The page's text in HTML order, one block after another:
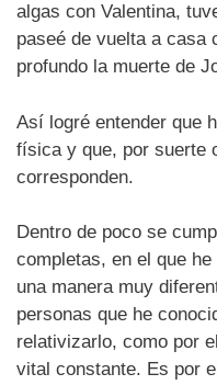
algas con Valentina,
paseé de vuelta a casa
profundo la muerte de
Así logré entender que
física y que, por suerte
corresponden.
Dentro de poco se
completas, en el que
una manera muy
personas que he
relativizarlo, como por
vital constante. Es por